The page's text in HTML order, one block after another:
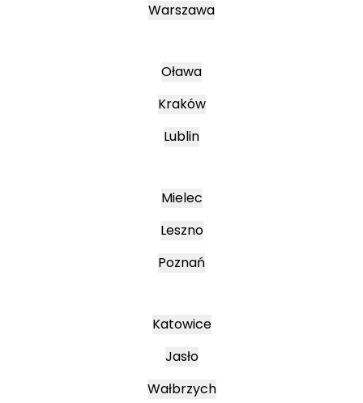
Warszawa
Oława
Kraków
Lublin
Mielec
Leszno
Poznań
Katowice
Jasło
Wałbrzych